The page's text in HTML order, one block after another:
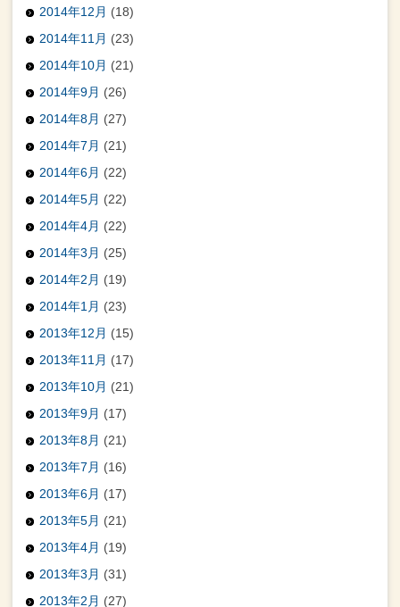
2014年12月 (18)
2014年11月 (23)
2014年10月 (21)
2014年9月 (26)
2014年8月 (27)
2014年7月 (21)
2014年6月 (22)
2014年5月 (22)
2014年4月 (22)
2014年3月 (25)
2014年2月 (19)
2014年1月 (23)
2013年12月 (15)
2013年11月 (17)
2013年10月 (21)
2013年9月 (17)
2013年8月 (21)
2013年7月 (16)
2013年6月 (17)
2013年5月 (21)
2013年4月 (19)
2013年3月 (31)
2013年2月 (27)